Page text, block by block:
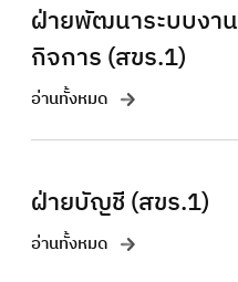
ฝ่ายพัฒนาระบบงา
กิจการ (สขร.1)
อ่านทั้งหมด
ฝ่ายบัญชี (สขร.1)
อ่านทั้งหมด